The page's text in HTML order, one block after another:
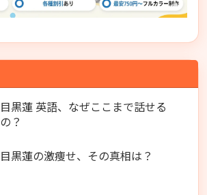
目黒蓮 英語、なぜここまで話せる
の？
目黒蓮の激痩せ、その真相は？